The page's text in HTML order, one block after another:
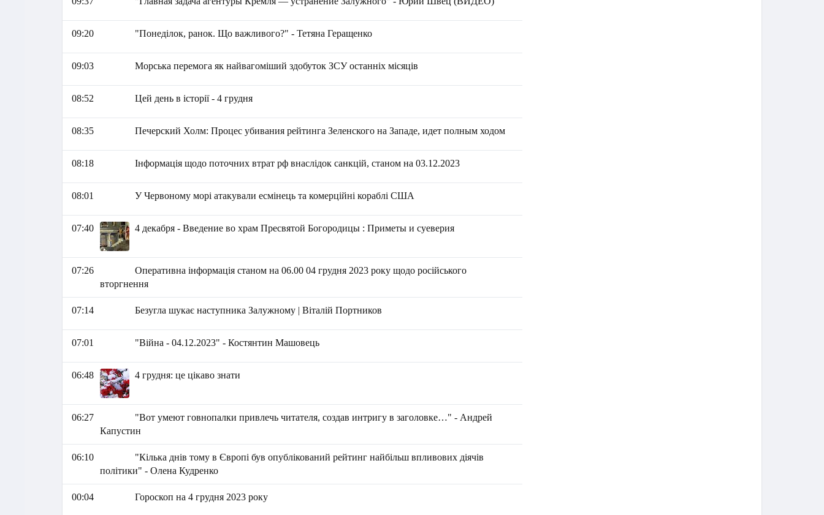
09:20 "Понеділок, ранок. Що важливого?" - Тетяна Геращенко
09:03 Морська перемога як найвагоміший здобуток ЗСУ останніх місяців
08:52 Цей день в історії - 4 грудня
08:35 Печерский Холм: Процес убивания рейтинга Зеленского на Западе, идет полным ходом
08:18 Інформація щодо поточних втрат рф внаслідок санкцій, станом на 03.12.2023
08:01 У Червоному морі атакували есмінець та комерційні кораблі США
07:40 4 декабря - Введение во храм Пресвятой Богородицы : Приметы и суеверия
07:26
Оперативна інформація станом на 06.00 04 грудня 2023 року щодо російського
вторгнення
07:14 Безугла шукає наступника Залужному | Віталій Портников
07:01 "Війна - 04.12.2023" - Костянтин Машовець
06:48 4 грудня: це цікаво знати
06:27
"Вот умеют говнопалки привлечь читателя, создав интригу в заголовке…" - Андрей
Капустин
06:10
"Кілька днів тому в Європі був опублікований рейтинг найбільш впливових діячів
політики" - Олена Кудренко
00:04 Гороскоп на 4 грудня 2023 року